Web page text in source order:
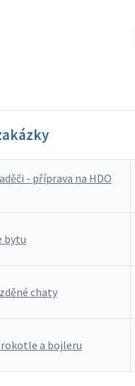
- příprava na HDO
bytu
chaty
a bojleru